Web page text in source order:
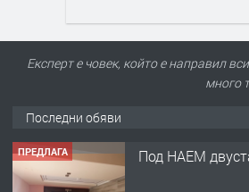
Експерт е човек, който е направил
много
Последни обяви
ПРЕДЛАГА Под НАЕМ